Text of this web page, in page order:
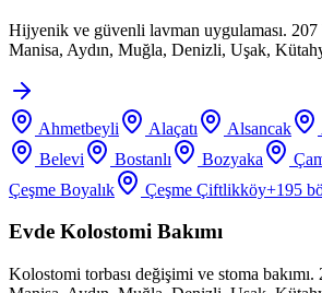
Hijyenik ve güvenli lavman uygulaması.
Manisa, Aydın, Muğla, Denizli, Uşak,
Ahmetbeyli Alaçatı Alsancak
Belevi
Bostanlı Bozyaka
Çeşme Boyalık
Çeşme Çiftlikköy+195
Evde Kolostomi Bakımı
Kolostomi torbası değişimi ve stoma